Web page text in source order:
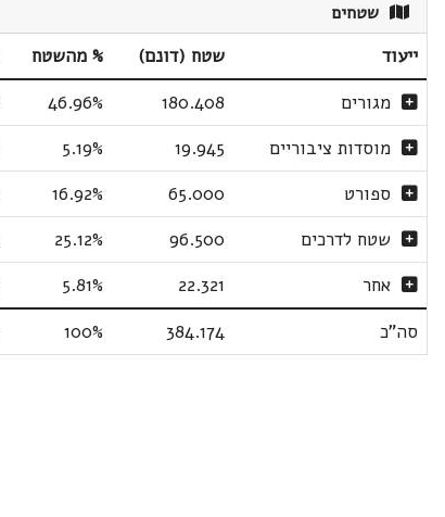
שטחים
ייעוד שטח (דונם) % מהשטח
מגורים
180.408
46.96%
מוסדות ציבוריים
19.945
5.19%
ספורט
65.000
16.92%
שטח לדרכים
96.500
25.12%
אחר
22.321
5.81%
סה"כ
384.174
100%